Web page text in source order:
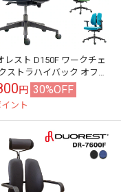
レスト D150F ワークチェ
ストラハイバック オフィ
ア パソコンチェア ゲーミ
ェア 肘付き キャスター...
円 30%OFF
ント